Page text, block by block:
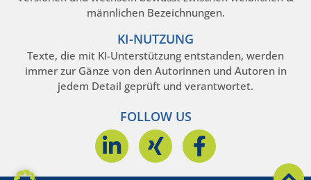
männlichen Bezeichnungen.
KI-NUTZUNG
Texte, die mit KI-Unterstützung entstanden, werden
immer zur Gänze von den Autorinnen und Autoren in
jedem Detail geprüft und verantwortet.
FOLLOW US